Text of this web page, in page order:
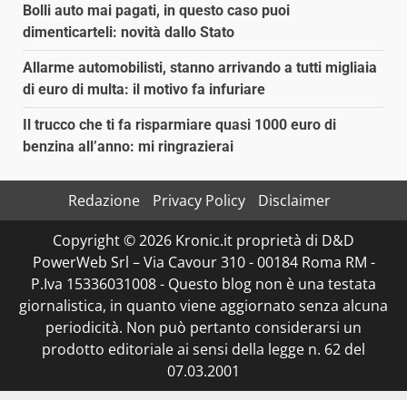
Bolli auto mai pagati, in questo caso puoi
dimenticarteli: novità dallo Stato
Allarme automobilisti, stanno arrivando a tutti migliaia
di euro di multa: il motivo fa infuriare
Il trucco che ti fa risparmiare quasi 1000 euro di
benzina all’anno: mi ringrazierai
Redazione Privacy Policy
Disclaimer
Copyright © 2026 Kronic.it proprietà di D&D
PowerWeb Srl – Via Cavour 310 - 00184 Roma RM -
P.Iva 15336031008 - Questo blog non è una testata
giornalistica, in quanto viene aggiornato senza alcuna
periodicità. Non può pertanto considerarsi un
prodotto editoriale ai sensi della legge n. 62 del
07.03.2001